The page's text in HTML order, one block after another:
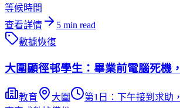
等候時間
查看詳情
5 min read
數據恢復
大圍顯徑邨學生：畢業前電腦死機
教育 大圍
第1日：下午接到求助